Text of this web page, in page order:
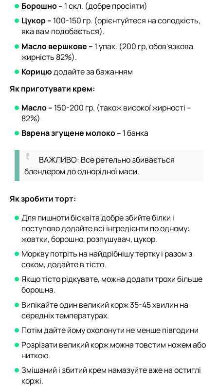
Борошно – 1 скл. (добре просіяти)
Цукор – 100-150 гр. (орієнтуйтеся на солодкість,
яка вам подобається).
Масло вершкове – 1 упак. (200 гр, обов'язкова
жирність 82%).
Корицюдодайте за бажанням
Як приготувати крем:
Масло – 150-200 гр. (також високої жирності –
82%)
Варена згущене молоко – 1 банка
ВАЖЛИВО: Все ретельно збивається
блендером до однорідної маси.
Як зробити торт:
Для пишноти бісквіта добре збийте білки і
поступово додайте всі інгредієнти по одному:
жовтки, борошно, розпушувач, цукор.
Моркву потріть на найдрібнішу тертку і разом з
соком, додайте в тісто.
Якщо тісто рідкувате, можна додати трохи більше
борошна.
Випікайте один великий корж 35-45 хвилин на
середніх температурах.
Потім дайте йому охолонути не менше півгодини
Розрізати великий корж можна товстим ножем або
ниткою.
Змішаний і збитий крем намазуйте вже на остиглі
коржі.